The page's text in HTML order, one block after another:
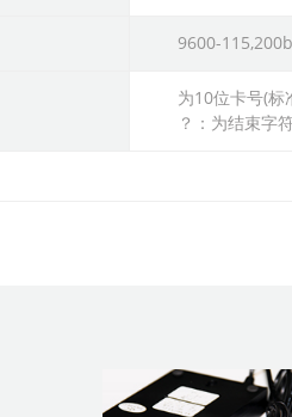
9600-
为10位卡号(标
？：为结束字